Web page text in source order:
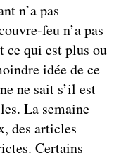
n’a pas
feu n’a pas
ce qui est plus ou
idée de ce
ne sait s’il est
La semaine
des articles
Certains